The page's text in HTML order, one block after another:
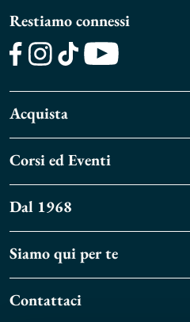
Restiamo connessi
Acquista
Corsi ed Eventi
Dal 1968
Siamo qui per te
Contattaci